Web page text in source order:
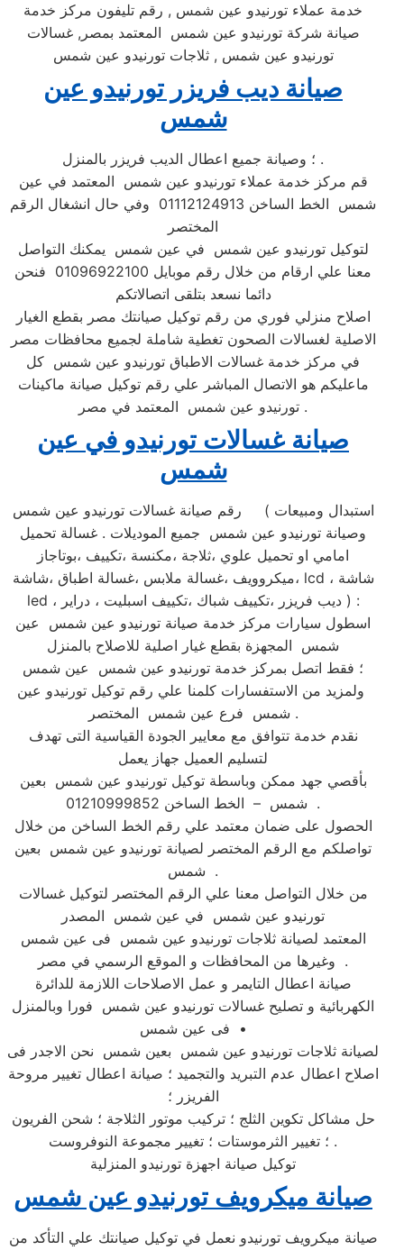
خدمة عملاء تورنيدو عين شمس , رقم تليفون مركز خدمة
صيانة شركة تورنيدو عين شمس المعتمد بمصر, غسالات
تورنيدو عين شمس , ثلاجات تورنيدو عين شمس
صيانة ديب فريزر تورنيدو عين
شمس
؛ وصيانة جميع اعطال الديب فريزر بالمنزل .
قم مركز خدمة عملاء تورنيدو عين شمس المعتمد في عين
شمس الخط الساخن 01112124913 وفي حال انشغال الرقم
المختصر
لتوكيل تورنيدو عين شمس في عين شمس يمكنك التواصل
معنا علي ارقام من خلال رقم موبايل 01096922100 فنحن
دائما نسعد بتلقى اتصالاتكم
اصلاح منزلي فوري من رقم توكيل صيانتك مصر بقطع الغيار
الاصلية لغسالات الصحون تغطية شاملة لجميع محافظات مصر
في مركز خدمة غسالات الاطباق تورنيدو عين شمس كل
ماعليكم هو الاتصال المباشر علي رقم توكيل صيانة ماكينات
تورنيدو عين شمس المعتمد في مصر .
صيانة غسالات تورنيدو في عين
شمس
رقم صيانة غسالات تورنيدو عين شمس ( استبدال ومبيعات
وصيانة تورنيدو عين شمس جميع الموديلات . غسالة تحميل
امامي او تحميل علوي ،ثلاجة ،مكنسة ،تكييف ،بوتاجاز
،ميكروويف ،غسالة ملابس ،غسالة اطباق ،شاشة lcd ، شاشة
led ، ديب فريزر ،تكييف شباك ،تكييف اسبليت ، دراير ) :
اسطول سيارات مركز خدمة صيانة تورنيدو عين شمس عين
شمس المجهزة بقطع غيار اصلية للاصلاح بالمنزل
؛ فقط اتصل بمركز خدمة تورنيدو عين شمس عين شمس
ولمزيد من الاستفسارات كلمنا علي رقم توكيل تورنيدو عين
شمس فرع عين شمس المختصر .
نقدم خدمة تتوافق مع معايير الجودة القياسية التى تهدف
لتسليم العميل جهاز يعمل
بأقصي جهد ممكن وباسطة توكيل تورنيدو عين شمس بعين
شمس – الخط الساخن 01210999852 .
الحصول على ضمان معتمد علي رقم الخط الساخن من خلال
تواصلكم مع الرقم المختصر لصيانة تورنيدو عين شمس بعين
شمس .
من خلال التواصل معنا علي الرقم المختصر لتوكيل غسالات
تورنيدو عين شمس في عين شمس المصدر
المعتمد لصيانة ثلاجات تورنيدو عين شمس فى عين شمس
وغيرها من المحافظات و الموقع الرسمي في مصر .
صيانة اعطال التايمر و عمل الاصلاحات اللازمة للدائرة
الكهربائية و تصليح غسالات تورنيدو عين شمس فورا وبالمنزل
فى عين شمس •
لصيانة ثلاجات تورنيدو عين شمس بعين شمس نحن الاجدر فى
اصلاح اعطال عدم التبريد والتجميد ؛ صيانة اعطال تغيير مروحة
الفريزر ؛
حل مشاكل تكوين الثلج ؛ تركيب موتور الثلاجة ؛ شحن الفريون
؛ تغيير الثرموستات ؛ تغيير مجموعة النوفروست .
توكيل صيانة اجهزة تورنيدو المنزلية
صيانة ميكرويف تورنيدو عين شمس
صيانة ميكرويف تورنيدو نعمل في توكيل صيانتك علي التأكد من